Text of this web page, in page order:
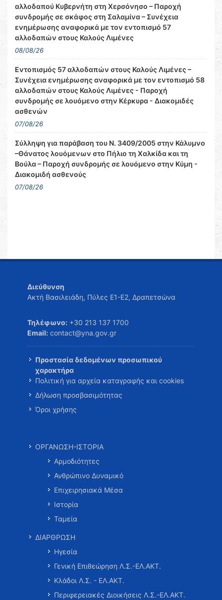
αλλοδαπού Κυβερνήτη στη Χερσόνησο – Παροχή
συνδρομής σε σκάφος στη Σαλαμίνα – Συνέχεια
ενημέρωσης αναφορικά με τον εντοπισμό 57
αλλοδαπών στους Καλούς Λιμένες
08/08/26
Εντοπισμός 57 αλλοδαπών στους Καλούς Λιμένες –
Συνέχεια ενημέρωσης αναφορικά με τον εντοπισμό 58
αλλοδαπών στους Καλούς Λιμένες - Παροχή
συνδρομής σε λουόμενο στην Κέρκυρα - Διακομιδές
ασθενών
07/08/26
Σύλληψη για παράβαση του Ν. 3409/2005 στην Κάλυμνο
–Θάνατος λουόμενων στο Πήλιο τη Χαλκίδα και τη
Βούλα – Παροχή συνδρομής σε λουόμενο στην Κύμη -
Διακομιδή ασθενούς
07/08/26
Διεύθυνση
Ακτή Βασιλειάδη, Πύλες Ε1-Ε2, Δραπετσώνα
Τηλέφωνο: +30 213 137 1700
Email: contact@yna.gov.gr
Προστασία δεδομένων προσωπικού
χαρακτήρα
Πολιτική για αρχεία καταγραφής και cookies
Δήλωση προσβασιμότητας
Όροι χρήσης
ΟΡΓΑΝΩΣΗ-ΙΣΤΟΡΙΑ
Αρμοδιότητες
Ανθρώπινο Δυναμικό
Επιχειρησιακά Μέσα
Ιστορία
Ταμεία
ΔΙΑΡΘΡΩΣΗ
Ηγεσία
Γενική Επιθεώρηση Λ.Σ.-ΕΛ.ΑΚΤ.
Κλάδοι Λ.Σ. - ΕΛ.ΑΚΤ.
Περιφερειακές Διοικήσεις Λ.Σ.-ΕΛ.ΑΚΤ.